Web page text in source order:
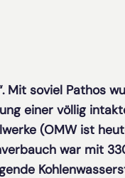
Mit soviel Pathos
einer völlig
(OMW ist
war mit